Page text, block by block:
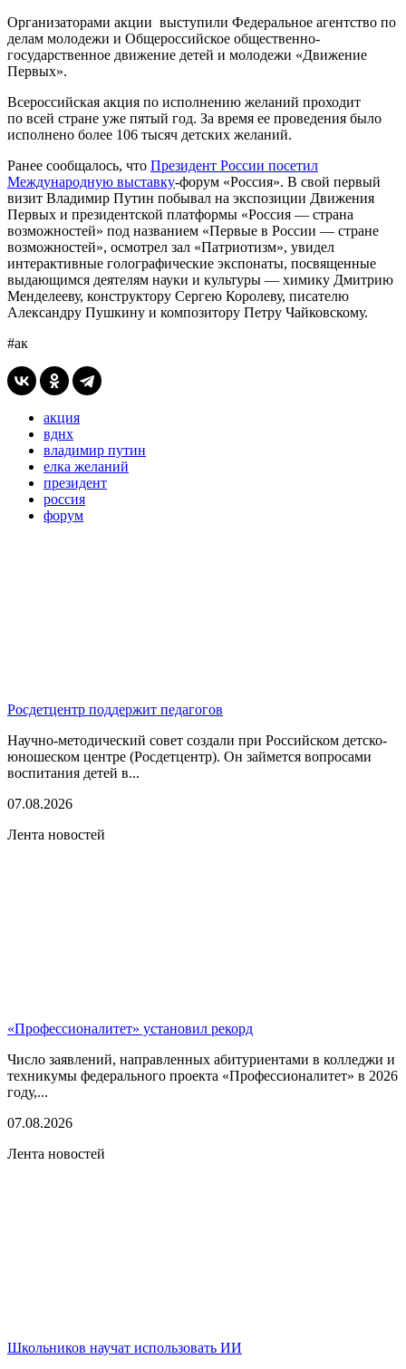
Организаторами акции выступили Федеральное агентство по
делам молодежи и Общероссийское общественно-
государственное движение детей и молодежи «Движение
Первых».
Всероссийская акция по исполнению желаний проходит
по всей стране уже пятый год. За время ее проведения было
исполнено более 106 тысяч детских желаний.
Ранее сообщалось, что Президент России посетил
Международную выставку-форум «Россия». В свой первый
визит Владимир Путин побывал на экспозиции Движения
Первых и президентской платформы «Россия — страна
возможностей» под названием «Первые в России — стране
возможностей», осмотрел зал «Патриотизм», увидел
интерактивные голографические экспонаты, посвященные
выдающимся деятелям науки и культуры — химику Дмитрию
Менделееву, конструктору Сергею Королеву, писателю
Александру Пушкину и композитору Петру Чайковскому.
#ак
акция
вднх
владимир путин
елка желаний
президент
россия
форум
Росдетцентр поддержит педагогов
Научно-методический совет создали при Российском детско-
юношеском центре (Росдетцентр). Он займется вопросами
воспитания детей в...
07.08.2026
Лента новостей
«Профессионалитет» установил рекорд
Число заявлений, направленных абитуриентами в колледжи и
техникумы федерального проекта «Профессионалитет» в 2026
году,...
07.08.2026
Лента новостей
Школьников научат использовать ИИ